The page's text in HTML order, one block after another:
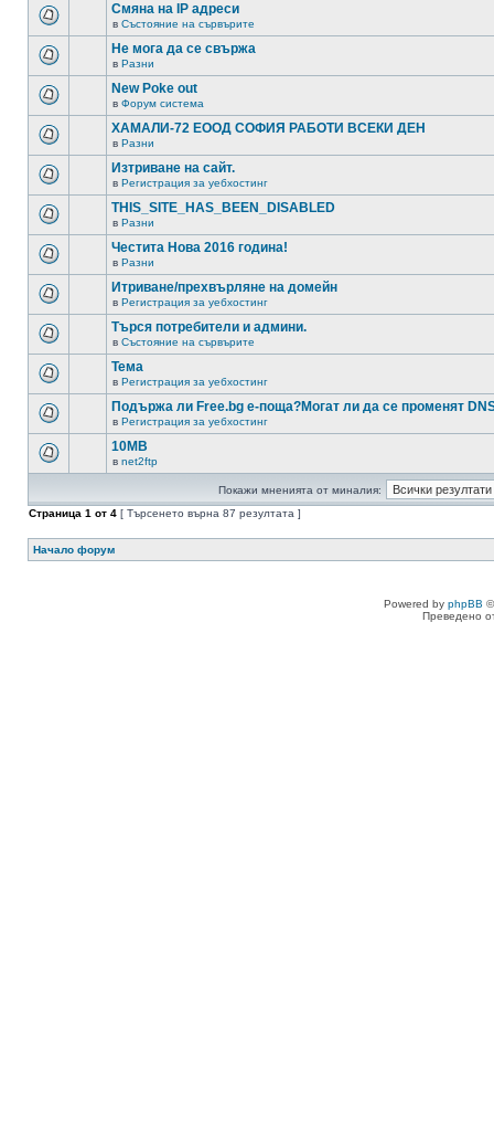
Смяна на IP адреси
в Състояние на сървърите
Не мога да се свържа
в Разни
New Poke out
в Форум система
ХАМАЛИ-72 ЕООД СОФИЯ РАБОТИ ВСЕКИ ДЕН
в Разни
Изтриване на сайт.
в Регистрация за уебхостинг
THIS_SITE_HAS_BEEN_DISABLED
в Разни
Честита Нова 2016 година!
в Разни
Итриване/прехвърляне на домейн
в Регистрация за уебхостинг
Търся потребители и админи.
в Състояние на сървърите
Тема
в Регистрация за уебхостинг
Подържа ли Free.bg е-поща?Могат ли да се променят
в Регистрация за уебхостинг
10MB
в net2ftp
Покажи мненията от миналия:
Страница 1 от 4 [ Търсенето върна 87 резултата ]
Начало форум
Powered by phpBB
Преведено